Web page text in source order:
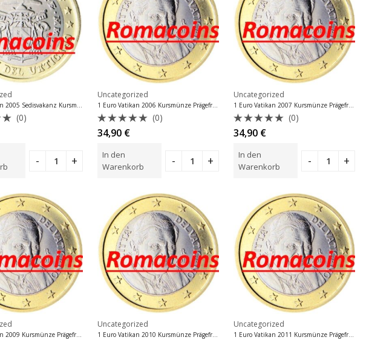
1 Euro Vatikan 2005 Sedisvakanz Kursmünze Prägefrisch
(0)
Uncategorized
1 Euro Vatikan 2006 Kursmünze Prägefrisch
Bewertet
mit
0
von
5
(0)
34,90 €
In den
Warenkorb
Uncategorized
1 Euro Vatikan 2007 Kursmünze Prägefrisch
Bewertet
mit
0
von
5
(0)
34,90 €
In den
Warenkorb
1 Euro Vatikan 2009 Kursmünze Prägefrisch
Uncategorized
1 Euro Vatikan 2010 Kursmünze Prägefrisch
Uncategorized
1 Euro Vatikan 2011 Kursmünze Prägefrisch